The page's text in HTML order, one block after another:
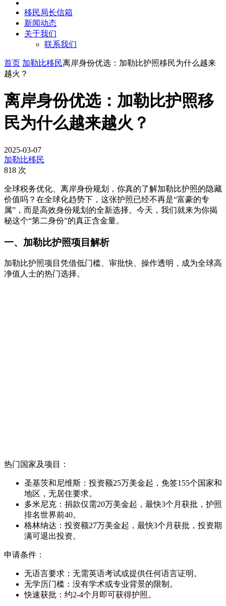
移民局长信箱
新闻动态
关于我们
联系我们
首页 加勒比移民离岸身份优选：加勒比护照移民为什么越来
越火？
离岸身份优选：加勒比护照移
民为什么越来越火？
2025-03-07
加勒比移民
818 次
全球税务优化、离岸身份规划，你真的了解加勒比护照的隐藏
价值吗？在全球化趋势下，这张护照已经不再是“富豪的专
属”，而是高效身份规划的全新选择。今天，我们就来为你揭
秘这个“第二身份”的真正含金量。
一、加勒比护照项目解析
加勒比护照项目凭借低门槛、审批快、操作透明，成为全球高
净值人士的热门选择。
热门国家及项目：
圣基茨和尼维斯：投资额25万美金起，免签155个国家和
地区，无居住要求。
多米尼克：捐款仅需20万美金起，最快3个月获批，护照
排名世界前40。
格林纳达：投资额27万美金起，最快3个月获批，投资期
满可退出投资。
申请条件：
无语言要求：无需英语考试或提供任何语言证明。
无学历门槛：没有学术或专业背景的限制。
快速获批：约2-4个月即可获得护照。